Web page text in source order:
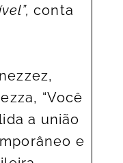
conta
“Você
a união
e